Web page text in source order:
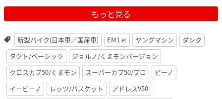
もっと見る
新型バイク(日本車／国産車) EM1 e: ヤングマシン
ダンク
タクト/ベーシック
ジョルノ/くまモンバージョン
クロスカブ50/くまモン
スーパーカブ50/プロ
ビーノ
イービーノ
レッツ/バスケット
アドレスV50